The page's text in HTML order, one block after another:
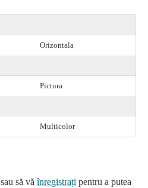
Orizontala
Pictura
Multicolor
sau să văînregistrați pentru a putea